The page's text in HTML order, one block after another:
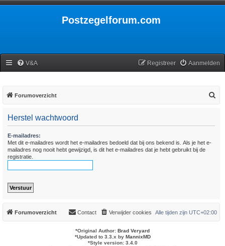
Postzegelforum.com
V&A Aanmelden
Registreer
Forumoverzicht
Herstel wachtwoord
E-mailadres:
Met dit e-mailadres wordt het e-mailadres bedoeld dat bij ons bekend is. Als je het e-
mailadres nog nooit hebt gewijzigd, is dit het e-mailadres dat je hebt gebruikt bij de
registratie.
Forumoverzicht Alle tijden zijn UTC+02:00
Verwijder cookies
Contact
*Original Author: Brad Veryard
*Updated to 3.3.x by MannixMD
*Style version: 3.4.0